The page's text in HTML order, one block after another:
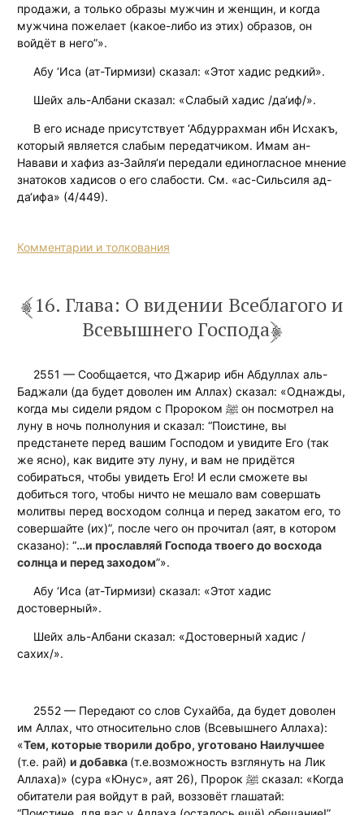
продажи, а только образы мужчин и женщин, и когда
мужчина пожелает (какое-либо из этих) образов, он
войдёт в него”».
Абу ‘Иса (ат-Тирмизи) сказал: «Этот хадис редкий».
Шейх аль-Албани сказал: «Слабый хадис /да‘иф/».
В его иснаде присутствует ‘Абдуррахман ибн Исхакъ,
который является слабым передатчиком. Имам ан-
Навави и хафиз аз-Зайля‘и передали единогласное мнение
знатоков хадисов о его слабости. См. «ас-Сильсиля ад-
да‘ифа» (4/449).
Комментарии и толкования
16. Глава: О видении Всеблагого и
Всевышнего Господа
2551 — Сообщается, что Джарир ибн Абдуллах аль-
Баджали (да будет доволен им Аллах) сказал: «Однажды,
когда мы сидели рядом с Пророком ﷺ он посмотрел на
луну в ночь полнолуния и сказал: “Поистине, вы
предстанете перед вашим Господом и увидите Его (так
же ясно), как видите эту луну, и вам не придётся
собираться, чтобы увидеть Его! И если сможете вы
добиться того, чтобы ничто не мешало вам совершать
молитвы перед восходом солнца и перед закатом его, то
совершайте (их)”, после чего он прочитал (аят, в котором
сказано): “…и прославляй Господа твоего до восхода
солнца и перед заходом”».
Абу ‘Иса (ат-Тирмизи) сказал: «Этот хадис
достоверный».
Шейх аль-Албани сказал: «Достоверный хадис /
сахих/».
2552 — Передают со слов Сухайба, да будет доволен
им Аллах, что относительно слов (Всевышнего Аллаха):
«Тем, которые творили добро, уготовано Наилучшее
(т.е. рай) и добавка (т.е.возможность взглянуть на Лик
Аллаха)» (сура «Юнус», аят 26), Пророк ﷺ сказал: «Когда
обитатели рая войдут в рай, воззовёт глашатай: